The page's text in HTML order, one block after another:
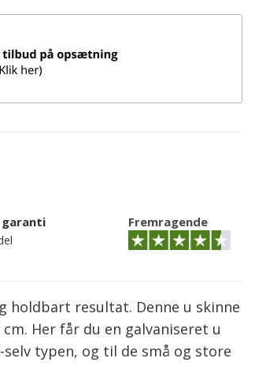
garanti Fremragende
holdbart resultat. Denne u skinne
Her får du en galvaniseret u
typen, og til de små og store